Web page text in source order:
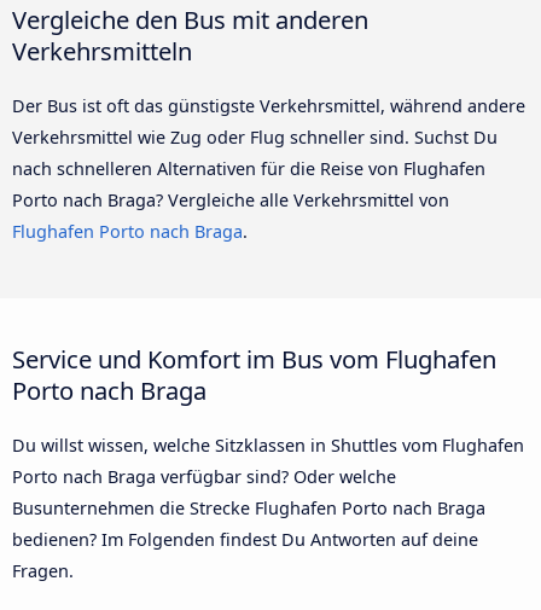
Vergleiche den Bus mit anderen
Verkehrsmitteln
Der Bus ist oft das günstigste Verkehrsmittel, während andere
Verkehrsmittel wie Zug oder Flug schneller sind. Suchst Du
nach schnelleren Alternativen für die Reise von Flughafen
Porto nach Braga? Vergleiche alle Verkehrsmittel von
Flughafen Porto nach Braga.
Service und Komfort im Bus vom Flughafen
Porto nach Braga
Du willst wissen, welche Sitzklassen in Shuttles vom Flughafen
Porto nach Braga verfügbar sind? Oder welche
Busunternehmen die Strecke Flughafen Porto nach Braga
bedienen? Im Folgenden findest Du Antworten auf deine
Fragen.